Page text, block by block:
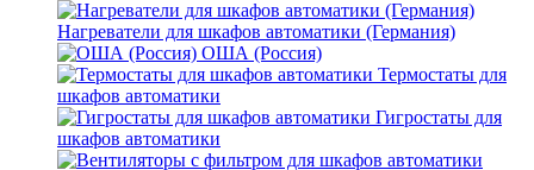
Нагреватели для шкафов автоматики (Германия)
ОША (Россия)
Термостаты для
шкафов автоматики
Гигростаты для
шкафов автоматики